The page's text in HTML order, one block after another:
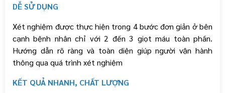
DỄ SỬ DỤNG
Xét nghiệm được thực hiện trong 4 bước đơn giản ở bên
cạnh bệnh nhân chỉ với 2 đến 3 giọt máu toàn phần.
Hướng dẫn rõ ràng và toàn diện giúp người vận hành
thông qua quá trình xét nghiệm
KẾT QUẢ NHANH, CHẤT LƯỢNG